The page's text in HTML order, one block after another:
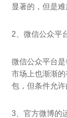
显著的，但是难
2、微信公众平
微信公众平台
市场上也渐渐
包，但条件允许
3、官方微博的